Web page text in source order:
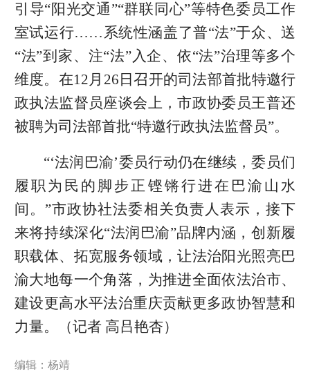
引导“阳光交通”“群联同心”等特色委员工作
室试运行……系统性涵盖了普“法”于众、送
“法”到家、注“法”入企、依“法”治理等多个
维度。在12月26日召开的司法部首批特邀行
政执法监督员座谈会上，市政协委员王普还
被聘为司法部首批“特邀行政执法监督员”。
“‘法润巴渝’委员行动仍在继续，委员们
履职为民的脚步正铿锵行进在巴渝山水
间。”市政协社法委相关负责人表示，接下
来将持续深化“法润巴渝”品牌内涵，创新履
职载体、拓宽服务领域，让法治阳光照亮巴
渝大地每一个角落，为推进全面依法治市、
建设更高水平法治重庆贡献更多政协智慧和
力量。（记者 高吕艳杏）
编辑：杨靖